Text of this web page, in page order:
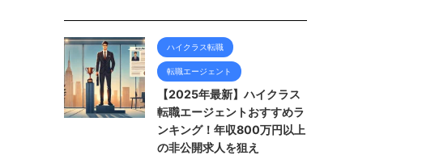
ハイクラス転職
転職エージェント
【2025年最新】ハイクラス
転職エージェントおすすめラ
ンキング！年収800万円以上
の非公開求人を狙え